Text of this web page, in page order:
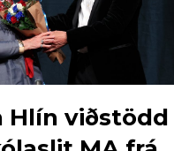
Hlín viðstödd